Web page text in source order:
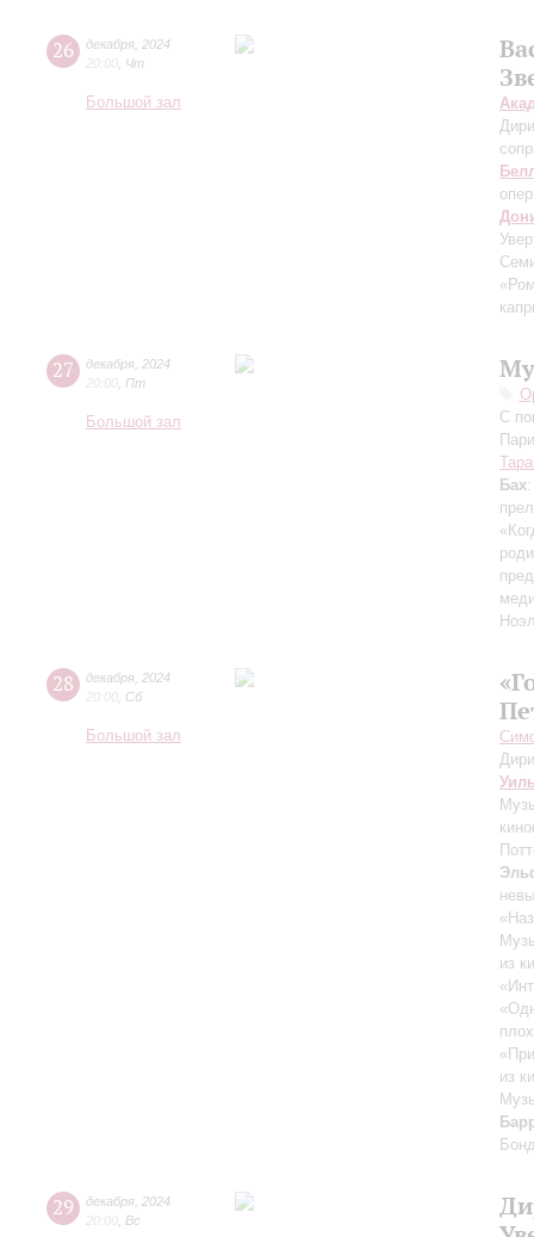
26 декабря 2024
20:00 Чт
Большой зал
27 декабря 2024
20:00 Пт
Большой зал
С
Бах
28 декабря 2024
20:00 Сб
Большой зал
из
из
29 декабря 2024
20:00 Вс